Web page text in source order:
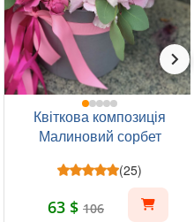
Квіткова композиція
Малиновий сорбет
(25)
63 $ 106